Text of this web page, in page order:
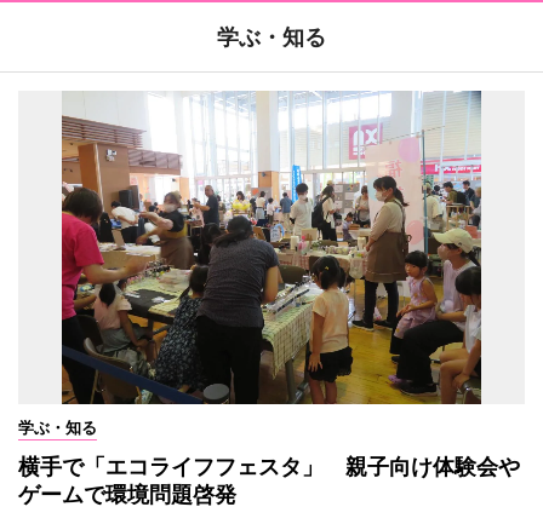
学ぶ・知る
学ぶ・知る
横手で「エコライフフェスタ」 親子向け体験会や
ゲームで環境問題啓発